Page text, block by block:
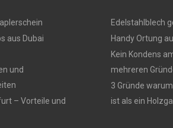
aus Dubai
und
– Vorteile und
Edelstahlblech
Handy Ortung
Kein Kondens
mehreren
3 Gründe
ist als ein